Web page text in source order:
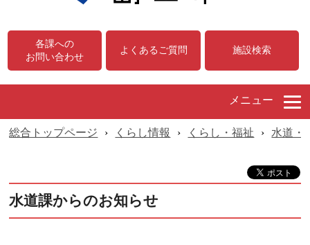
各課への
お問い合わせ
よくあるご質問 施設検索
メニュー
総合トップページ › くらし情報 › くらし・福祉 › 水道・
水道課からのお知らせ